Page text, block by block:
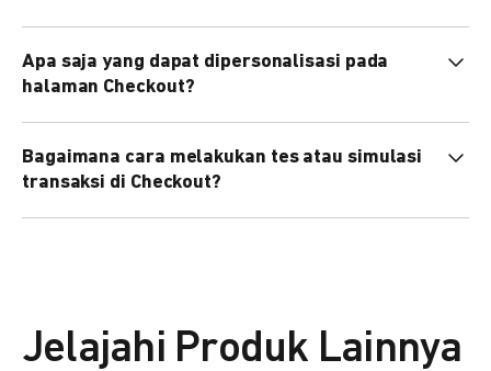
PHP, Node.js, Go, dll).
Apa saja yang dapat dipersonalisasi pada
halaman Checkout?
preferensi bahasa, dan urutan metode pembayaran sesuai
kebutuhan brand Anda.
Bagaimana cara melakukan tes atau simulasi
transaksi di Checkout?
Jelajahi Produk Lainnya